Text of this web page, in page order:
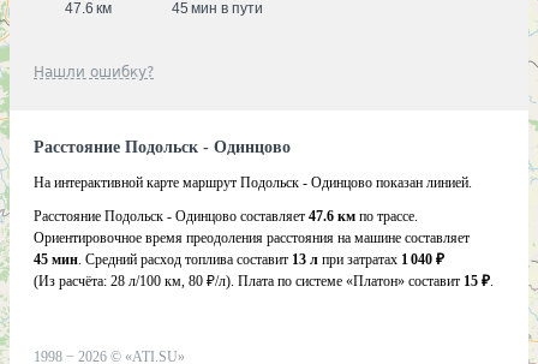
47.6 км 45 мин в пути
Нашли ошибку?
Расстояние Подольск - Одинцово
На интерактивной карте маршрут Подольск - Одинцово показан линией.
Расстояние Подольск - Одинцово составляет 47.6 км по трассе.
Ориентировочное время преодоления расстояния на машине составляет
45 мин. Средний расход топлива составит 13 л при затратах 1 040 ₽
(Из расчёта: 28 л/100 км, 80 ₽/л). Плата по системе «Платон» составит 15 ₽.
1998 − 2026 © «ATI.SU»